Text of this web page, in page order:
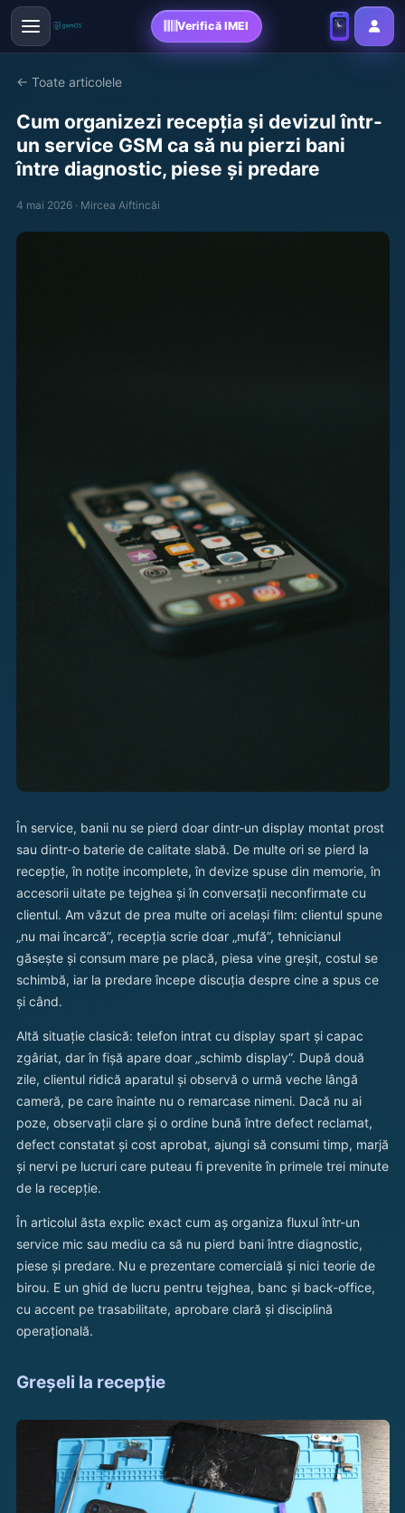
Verifică IMEI
← Toate articolele
Cum organizezi recepția și devizul într-
un service GSM ca să nu pierzi bani
între diagnostic, piese și predare
4 mai 2026 · Mircea Aiftincăi
În service, banii nu se pierd doar dintr-un display montat prost
sau dintr-o baterie de calitate slabă. De multe ori se pierd la
recepție, în notițe incomplete, în devize spuse din memorie, în
accesorii uitate pe tejghea și în conversații neconfirmate cu
clientul. Am văzut de prea multe ori același film: clientul spune
„nu mai încarcă”, recepția scrie doar „mufă”, tehnicianul
găsește și consum mare pe placă, piesa vine greșit, costul se
schimbă, iar la predare începe discuția despre cine a spus ce
și când.
Altă situație clasică: telefon intrat cu display spart și capac
zgâriat, dar în fișă apare doar „schimb display”. După două
zile, clientul ridică aparatul și observă o urmă veche lângă
cameră, pe care înainte nu o remarcase nimeni. Dacă nu ai
poze, observații clare și o ordine bună între defect reclamat,
defect constatat și cost aprobat, ajungi să consumi timp, marjă
și nervi pe lucruri care puteau fi prevenite în primele trei minute
de la recepție.
În articolul ăsta explic exact cum aș organiza fluxul într-un
service mic sau mediu ca să nu pierd bani între diagnostic,
piese și predare. Nu e prezentare comercială și nici teorie de
birou. E un ghid de lucru pentru tejghea, banc și back-office,
cu accent pe trasabilitate, aprobare clară și disciplină
operațională.
Greșeli la recepție